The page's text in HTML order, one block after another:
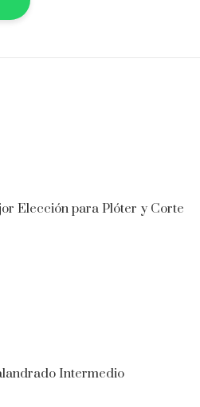
Elección para Plóter y Corte
Intermedio